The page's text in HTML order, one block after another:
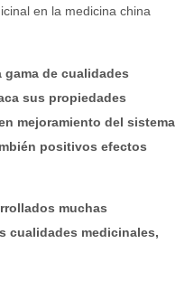
en la medicina china
de cualidades
sus propiedades
mejoramiento del sistema
positivos efectos
muchas
cualidades medicinales,